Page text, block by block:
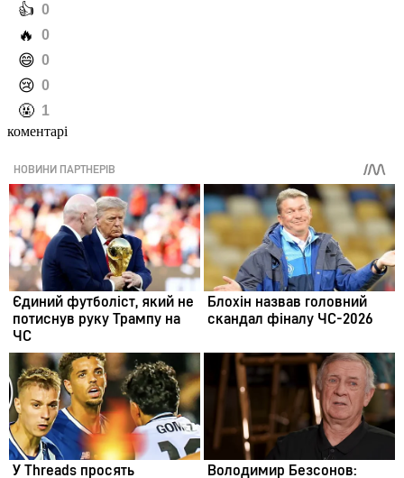
️👍 0
️🔥 0
️😄 0
️😢 0
️🤬 1
коментарі